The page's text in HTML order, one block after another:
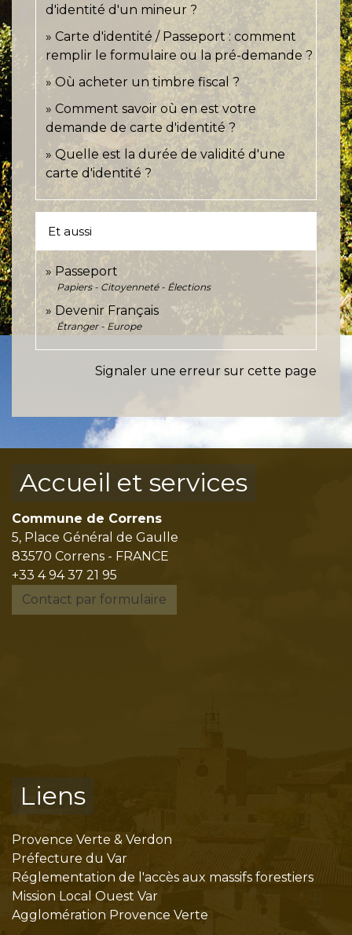
d'identité d'un mineur ?
Carte d'identité / Passeport : comment
remplir le formulaire ou la pré-demande ?
Où acheter un timbre fiscal ?
Comment savoir où en est votre
demande de carte d'identité ?
Quelle est la durée de validité d'une
carte d'identité ?
Et aussi
Passeport
Papiers - Citoyenneté - Élections
Devenir Français
Étranger - Europe
Signaler une erreur sur cette page
Accueil et services
Commune de Correns
5, Place Général de Gaulle
83570 Correns - FRANCE
+33 4 94 37 21 95
Contact par formulaire
Liens
Provence Verte & Verdon
Préfecture du Var
Réglementation de l'accès aux massifs forestiers
Mission Local Ouest Var
Agglomération Provence Verte